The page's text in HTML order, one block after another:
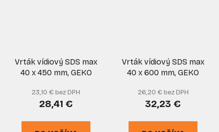
Vrták vídiový SDS max
40 x 450 mm, GEKO
23,10 € bez DPH
28,41 €
Vrták vídiový SDS max
40 x 600 mm, GEKO
26,20 € bez DPH
32,23 €